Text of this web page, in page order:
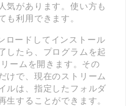
気があります。使い方も
も利用できます。
ロードしてインストール
したら、プログラムを起
ームを開きます。その
けで、現在のストリーム
ルは、指定したフォルダ
生することができます。